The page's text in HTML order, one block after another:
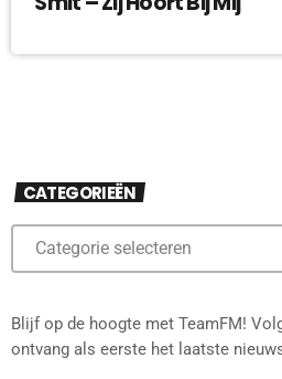
CATEGORIEËN
Blijf op de hoogte met TeamFM!
ontvang als eerste het laatste